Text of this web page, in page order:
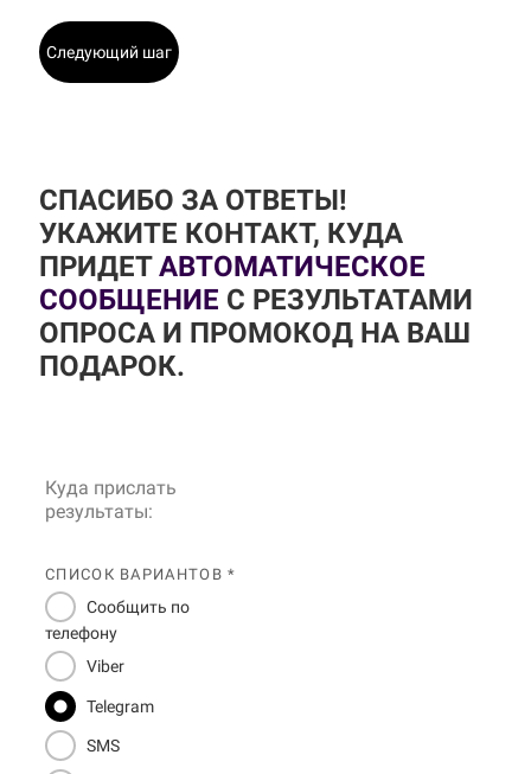
Следующий шаг
СПАСИБО ЗА ОТВЕТЫ!
УКАЖИТЕ КОНТАКТ, КУДА
ПРИДЕТАВТОМАТИЧЕСКОЕ
СООБЩЕНИЕ С РЕЗУЛЬТАТАМИ
ОПРОСА И ПРОМОКОД НА ВАШ
ПОДАРОК.
Куда прислать
результаты:
СПИСОК ВАРИАНТОВ *
Сообщить по
телефону
Viber
Telegram
SMS